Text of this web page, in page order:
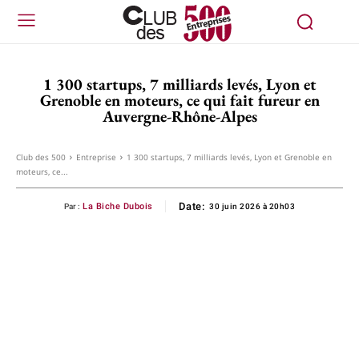
1 300 startups, 7 milliards levés, Lyon et
Grenoble en moteurs, ce qui fait fureur en
Auvergne-Rhône-Alpes
Club des 500 Entreprise
1 300 startups, 7 milliards levés, Lyon et Grenoble en
moteurs, ce...
Par : La Biche Dubois Date: 30 juin 2026 à 20h03